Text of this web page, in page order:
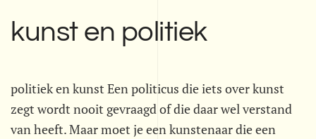
kunst en politiek
politiek en kunst Een politicus die iets over kunst
zegt wordt nooit gevraagd of die daar wel verstand
van heeft. Maar moet je een kunstenaar die een